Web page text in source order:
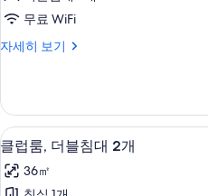
두
보
자
세
히
2
개
사
모
두
보
기
무료 WiFi
자세히 보기
룸,
대
개
세
히
클
럽
룸,
6
클럽룸, 더블침대 2개
36㎡